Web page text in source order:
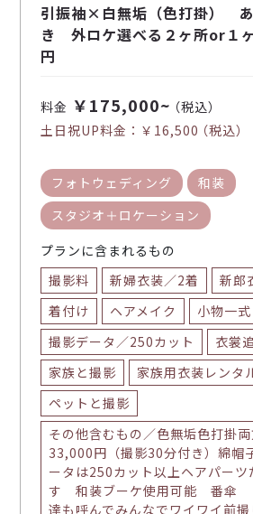
引振袖×白無垢（色打掛）
き 外ロケ選べる２ヶ所or
円
料金 ￥175,000~（税込）
土日祝UP料金： ￥16,500（税込）
フォトウェディング
和装
スタジオ＋ロケーション
プランに含まれるもの
撮影料
新婦衣装／2着
新郎
着付け
ヘアメイク
小物一式
撮影データ／250カット
衣裳
家族と撮影
家族用衣装レンタ
ペットと撮影
その他含むもの／色無垢色打掛
33,000円（撮影30分付き）綿
ータは250カット以上ヘアパーツ
す 和装ブーケ使用可能 番傘
達も呼んでみんなでワイワイ前